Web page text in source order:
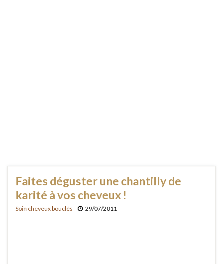
Faites déguster une chantilly de
karité à vos cheveux !
Soin cheveux bouclés 29/07/2011